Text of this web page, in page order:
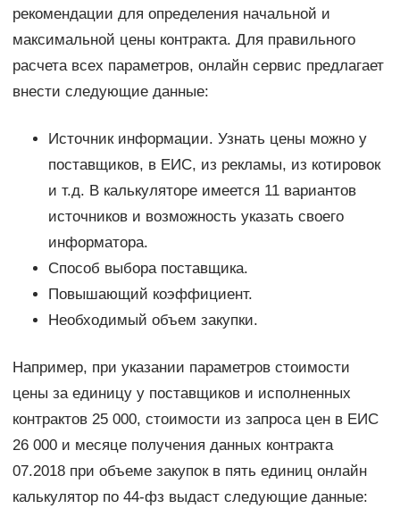
рекомендации для определения начальной и
максимальной цены контракта. Для правильного
расчета всех параметров, онлайн сервис предлагает
внести следующие данные:
Источник информации. Узнать цены можно у
поставщиков, в ЕИС, из рекламы, из котировок
и т.д. В калькуляторе имеется 11 вариантов
источников и возможность указать своего
информатора.
Способ выбора поставщика.
Повышающий коэффициент.
Необходимый объем закупки.
Например, при указании параметров стоимости
цены за единицу у поставщиков и исполненных
контрактов 25 000, стоимости из запроса цен в ЕИС
26 000 и месяце получения данных контракта
07.2018 при объеме закупок в пять единиц онлайн
калькулятор по 44-фз выдаст следующие данные: